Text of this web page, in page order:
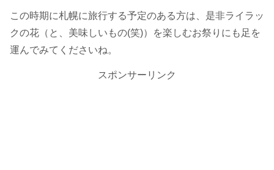
この時期に札幌に旅行する予定のある方は、是非ライラッ
クの花（と、美味しいもの(笑)）を楽しむお祭りにも足を
運んでみてくださいね。
スポンサーリンク